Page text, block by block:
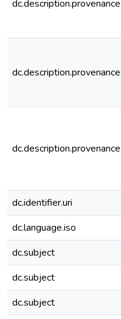
dc.description.provenance
dc.description.provenance
dc.description.provenance
dc.identifier.uri
dc.language.iso
dc.subject
dc.subject
dc.subject